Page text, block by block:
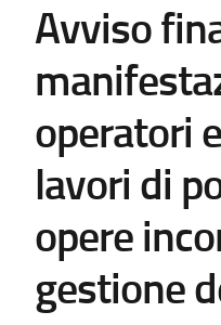
Avviso
operatori
lavori di
opere
gestione
di
generali
e Collaboratori